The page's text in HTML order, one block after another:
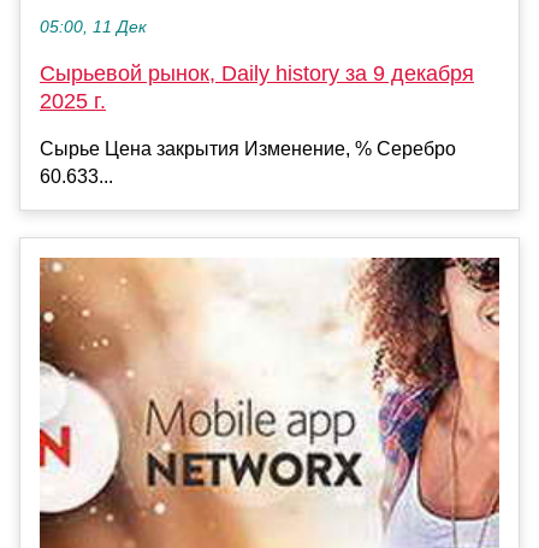
05:00, 11 Дек
Сырьевой рынок, Daily history за 9 декабря
2025 г.
Сырье Цена закрытия Изменение, % Серебро
60.633...